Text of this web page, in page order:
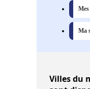
Ma
Villesdu